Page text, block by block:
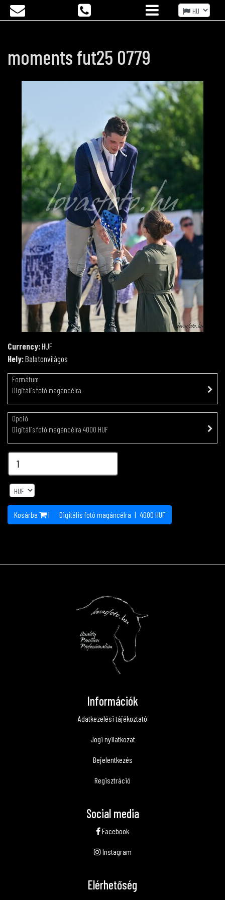
moments fut25 0779
Currency:HUF
Hely:Balatonvilágos
Formátum
Digitális fotó magáncélra
Opció
Digitális fotó magáncélra 4000 HUF
Kosárba | Digitális fotó magáncélra | 4000 HUF
Információk
Adatkezelési tájékoztató
Jogi nyilatkozat
Bejelentkezés
Regisztráció
Social media
Facebook
Instagram
Elérhetőség